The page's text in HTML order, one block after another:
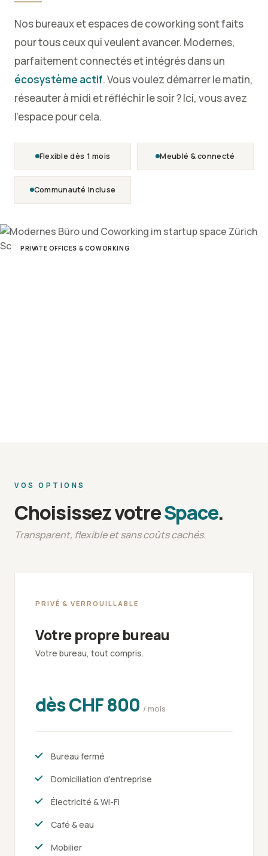
Nos bureaux et espaces de coworking sont faits
pour tous ceux qui veulent avancer. Modernes,
parfaitement connectés et intégrés dans un
écosystème actif. Vous voulez démarrer le matin,
réseauter à midi et réfléchir le soir ? Ici, vous avez
l'espace pour cela.
Flexible dès 1 mois Meublé & connecté
Communauté incluse
PRIVATE OFFICES & COWORKING
VOS OPTIONS
Choisissez votreSpace.
Transparent, flexible et sans coûts cachés.
PRIVÉ & VERROUILLABLE
Votre propre bureau
Votre bureau, tout compris.
dès CHF 800 / mois
Bureau fermé
Domiciliation d'entreprise
Électricité & Wi-Fi
Café & eau
Mobilier